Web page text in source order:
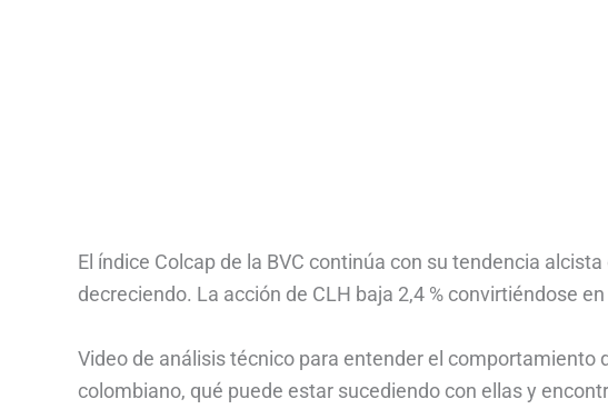
El índice Colcap de la BVC continúa con su tendencia
decreciendo. La acción de CLH baja 2,4 % convirtiéndose
Video de análisis técnico para entender el comportamiento
colombiano, qué puede estar sucediendo con ellas y